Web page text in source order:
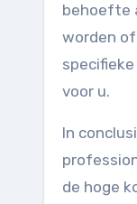
behoefte
worden
voor u.
In
de hoge